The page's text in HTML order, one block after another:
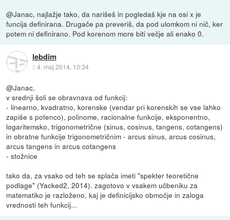
@Janac, najlažje tako, da narišeš in pogledaš kje na osi x je
funcija definirana. Drugače pa preveriš, da pod ulomkom ni nič, ker
potem ni definirano. Pod korenom more biti večje ali enako 0.
lebdim
::4. maj 2014, 10:34
@Janac,
v srednji šoli se obravnava od funkcij:
- linearno, kvadratno, korenske (vendar pri korenskih se vse lahko
zapiše s potenco), polinome, racionalne funkcije, eksponentno,
logaritemsko, trigonometrične (sinus, cosinus, tangens, cotangens)
in obratne funkcije trigonometričnim - arcus sinus, arcus cosinus,
arcus tangens in arcus cotangens
- stožnice
tako da, za vsako od teh se splača imeti "spekter teoretične
podlage" (Yacked2, 2014). zagotovo v vsakem učbeniku za
matematiko je razloženo, kaj je definicijsko območje in zaloga
vrednosti teh funkcij...